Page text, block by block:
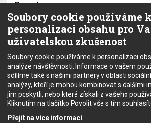
Rozsahy
UAC: 3V - 750 V
UDC: 300 mV - 1000 V
R: 300 Ω - 30 MΩ
Digit 3 3/4, Uss 1000V, Iss 20A, Ust 750V,
True RMS, test diod
datasheet
(168.84 KB)
Máte dotaz nebo se
Soubory cookie používáme k
personalizaci obsahu pro
uživatelskou zkušenost
Soubory cookie používáme k personalizaci
analýze návštěvnosti. Informace o vašem
sdílíme také s našimi partnery v oblasti
analýzy, kteří je mohou kombinovat s dalšími
jim poskytli, nebo které získali z vašeho
Kliknutím na tlačítko Povolit vše s tím
Přejít na více informací